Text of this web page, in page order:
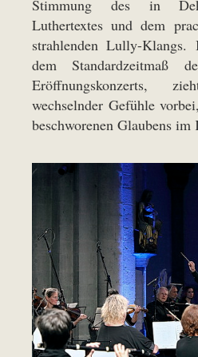
Stimmung des in
Luthertextes und dem
strahlenden Lully-
dem Standardzeitmaß
Eröffnungskonzerts,
wechselnder Gefühle
beschworenen Glaubens im